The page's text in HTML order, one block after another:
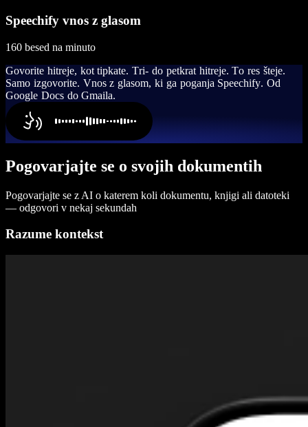
Speechify vnos z glasom
160 besed na minuto
Govorite hitreje, kot tipkate. Tri- do petkrat hitreje. To res šteje.
Samo izgovorite. Vnos z glasom, ki ga poganja Speechify. Od
Google Docs do Gmaila.
Pogovarjajte se o svojih dokumentih
Pogovarjajte se z AI o katerem koli dokumentu, knjigi ali datoteki
— odgovori v nekaj sekundah
Razume kontekst